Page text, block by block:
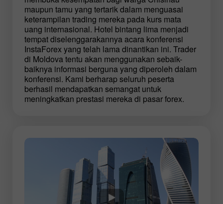
maupun tamu yang tertarik dalam menguasai
keterampilan trading mereka pada kurs mata
uang internasional. Hotel bintang lima menjadi
tempat diselenggarakannya acara konferensi
InstaForex yang telah lama dinantikan ini. Trader
di Moldova tentu akan menggunakan sebaik-
baiknya informasi berguna yang diperoleh dalam
konferensi. Kami berharap seluruh peserta
berhasil mendapatkan semangat untuk
meningkatkan prestasi mereka di pasar forex.